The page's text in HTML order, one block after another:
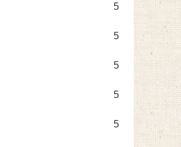
5
5
5
5
5